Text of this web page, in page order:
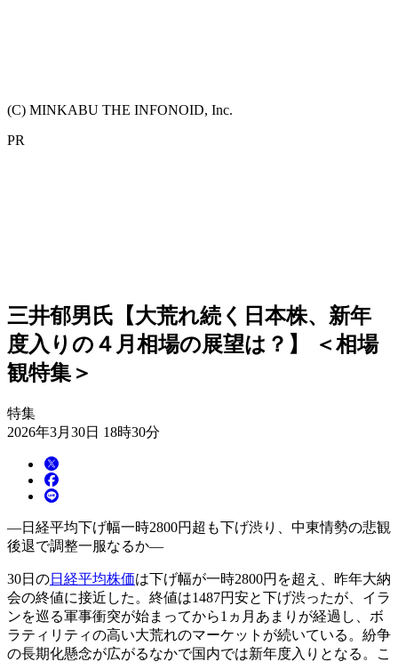
(C) MINKABU THE INFONOID, Inc.
PR
三井郁男氏【大荒れ続く日本株、新年
度入りの４月相場の展望は？】 ＜相場
観特集＞
特集
2026年3月30日 18時30分
―日経平均下げ幅一時2800円超も下げ渋り、中東情勢の悲観
後退で調整一服なるか―
30日の日経平均株価は下げ幅が一時2800円を超え、昨年大納
会の終値に接近した。終値は1487円安と下げ渋ったが、イラ
ンを巡る軍事衝突が始まってから1ヵ月あまりが経過し、ボ
ラティリティの高い大荒れのマーケットが続いている。紛争
の長期化懸念が広がるなかで国内では新年度入りとなる。こ